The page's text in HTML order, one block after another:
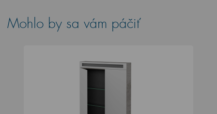
Mohlo by sa vám páčiť